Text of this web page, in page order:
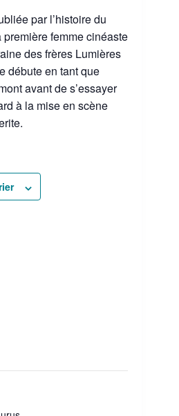
par l’histoire du
femme cinéaste
des frères Lumières
débute en tant que
avant de s’essayer
à la mise en scène